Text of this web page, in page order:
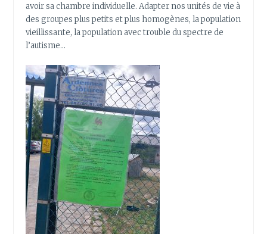
avoir sa chambre individuelle. Adapter nos unités de vie à
des groupes plus petits et plus homogènes, la population
vieillissante, la population avec trouble du spectre de
l’autisme…